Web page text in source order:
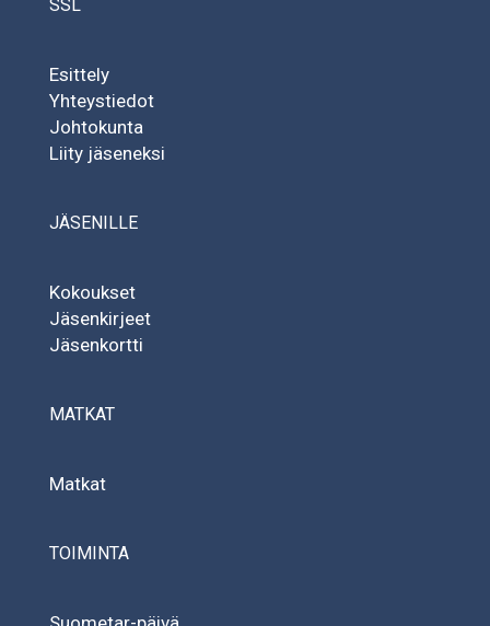
SSL
Esittely
Yhteystiedot
Johtokunta
Liity jäseneksi
JÄSENILLE
Kokoukset
Jäsenkirjeet
Jäsenkortti
MATKAT
Matkat
TOIMINTA